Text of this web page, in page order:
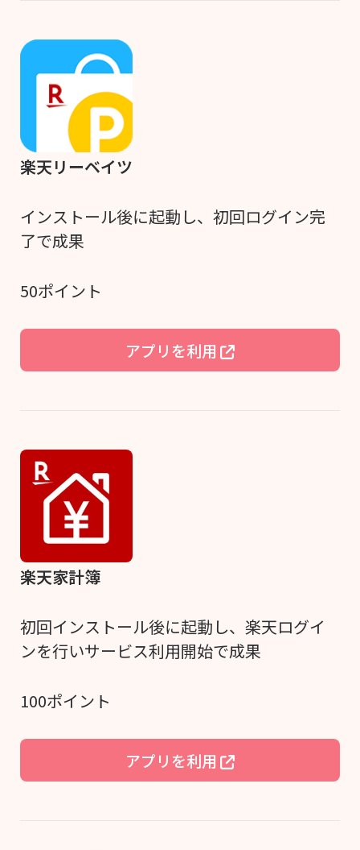
楽天リーベイツ
インストール後に起動し、初回ログイン完
了で成果
50ポイント
アプリを利用
楽天家計簿
初回インストール後に起動し、楽天ログイ
ンを行いサービス利用開始で成果
100ポイント
アプリを利用